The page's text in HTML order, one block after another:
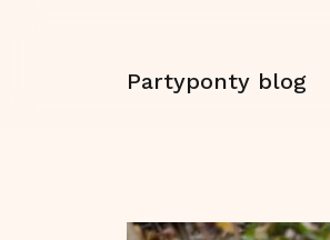
Partyponty blog